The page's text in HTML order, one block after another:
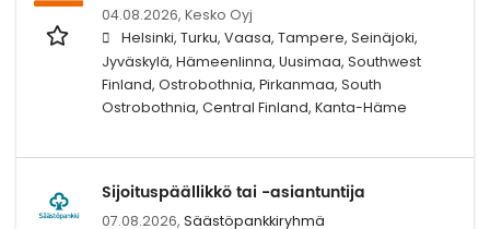
04.08.2026, Kesko Oyj
Helsinki, Turku, Vaasa, Tampere, Seinäjoki,
Jyväskylä, Hämeenlinna, Uusimaa, Southwest
Finland, Ostrobothnia, Pirkanmaa, South
Ostrobothnia, Central Finland, Kanta-Häme
Sijoituspäällikkö tai -asiantuntija
07.08.2026, Säästöpankkiryhmä